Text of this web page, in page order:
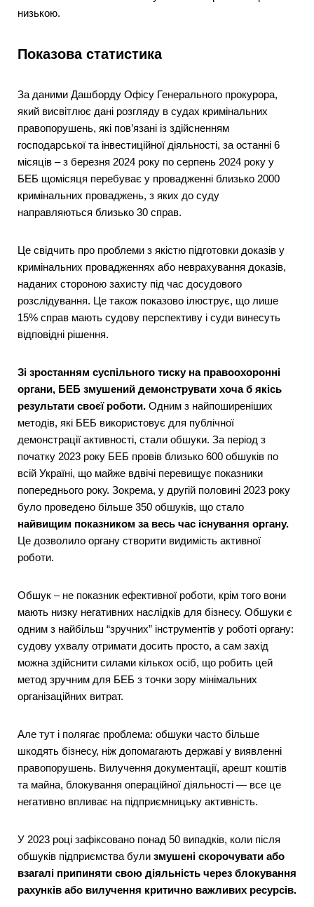
низькою.
Показова статистика
За даними Дашборду Офісу Генерального прокурора,
який висвітлює дані розгляду в судах кримінальних
правопорушень, які пов’язані із здійсненням
господарської та інвестиційної діяльності, за останні 6
місяців – з березня 2024 року по серпень 2024 року у
БЕБ щомісяця перебуває у провадженні близько 2000
кримінальних проваджень, з яких до суду
направляються близько 30 справ.
Це свідчить про проблеми з якістю підготовки доказів у
кримінальних провадженнях або неврахування доказів,
наданих стороною захисту під час досудового
розслідування. Це також показово ілюструє, що лише
15% справ мають судову перспективу і суди винесуть
відповідні рішення.
Зі зростанням суспільного тиску на правоохоронні
органи, БЕБ змушений демонструвати хоча б якісь
результати своєї роботи. Одним з найпоширеніших
методів, які БЕБ використовує для публічної
демонстрації активності, стали обшуки. За період з
початку 2023 року БЕБ провів близько 600 обшуків по
всій Україні, що майже вдвічі перевищує показники
попереднього року. Зокрема, у другій половині 2023 року
було проведено більше 350 обшуків, що стало
найвищим показником за весь час існування органу.
Це дозволило органу створити видимість активної
роботи.
Обшук – не показник ефективної роботи, крім того вони
мають низку негативних наслідків для бізнесу. Обшуки є
одним з найбільш “зручних” інструментів у роботі органу:
судову ухвалу отримати досить просто, а сам захід
можна здійснити силами кількох осіб, що робить цей
метод зручним для БЕБ з точки зору мінімальних
організаційних витрат.
Але тут і полягає проблема: обшуки часто більше
шкодять бізнесу, ніж допомагають державі у виявленні
правопорушень. Вилучення документації, арешт коштів
та майна, блокування операційної діяльності — все це
негативно впливає на підприємницьку активність.
У 2023 році зафіксовано понад 50 випадків, коли після
обшуків підприємства були змушені скорочувати або
взагалі припиняти свою діяльність через блокування
рахунків або вилучення критично важливих ресурсів.